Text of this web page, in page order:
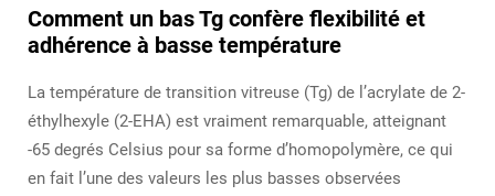
Comment un bas Tg confère flexibilité et
adhérence à basse température
La température de transition vitreuse (Tg) de l’acrylate de 2-
éthylhexyle (2-EHA) est vraiment remarquable, atteignant
-65 degrés Celsius pour sa forme d’homopolymère, ce qui
en fait l’une des valeurs les plus basses observées